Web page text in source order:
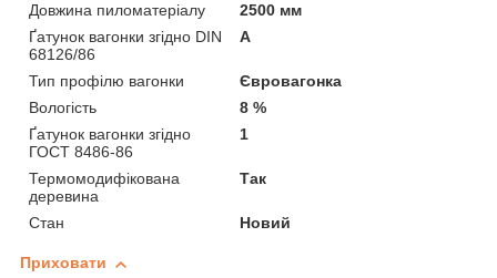
Довжина пиломатеріалу
2500 мм
Ґатунок вагонки згідно DIN
68126/86
А
Тип профілю вагонки
Євровагонка
Вологість
8 %
Ґатунок вагонки згідно
ГОСТ 8486-86
1
Термомодифікована
деревина
Так
Стан Новий
Приховати